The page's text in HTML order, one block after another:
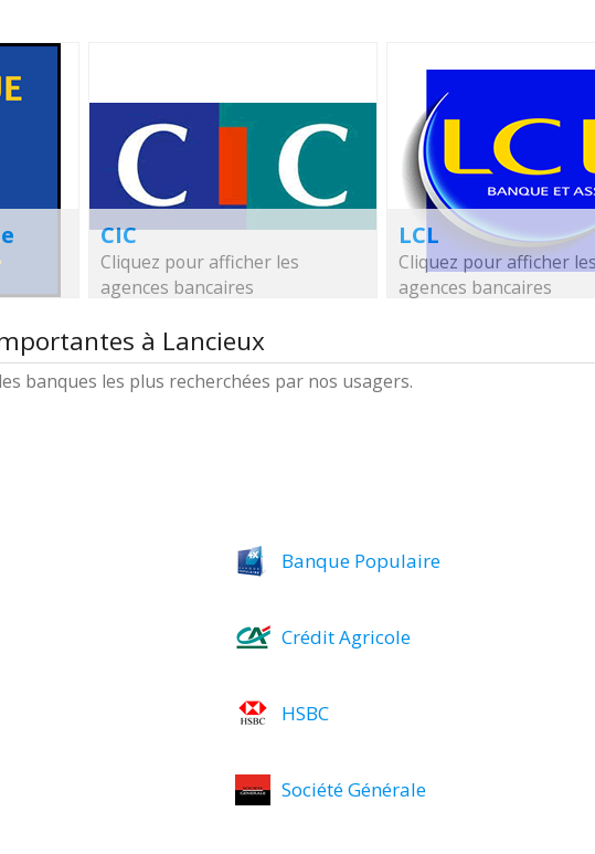
CIC
Cliquez pour afficher les
agences bancaires
LCL
Cliquez pour afficher les
agences bancaires
à Lancieux
banques les plus recherchées par nos usagers.
Banque Populaire
Crédit Agricole
HSBC
Société Générale